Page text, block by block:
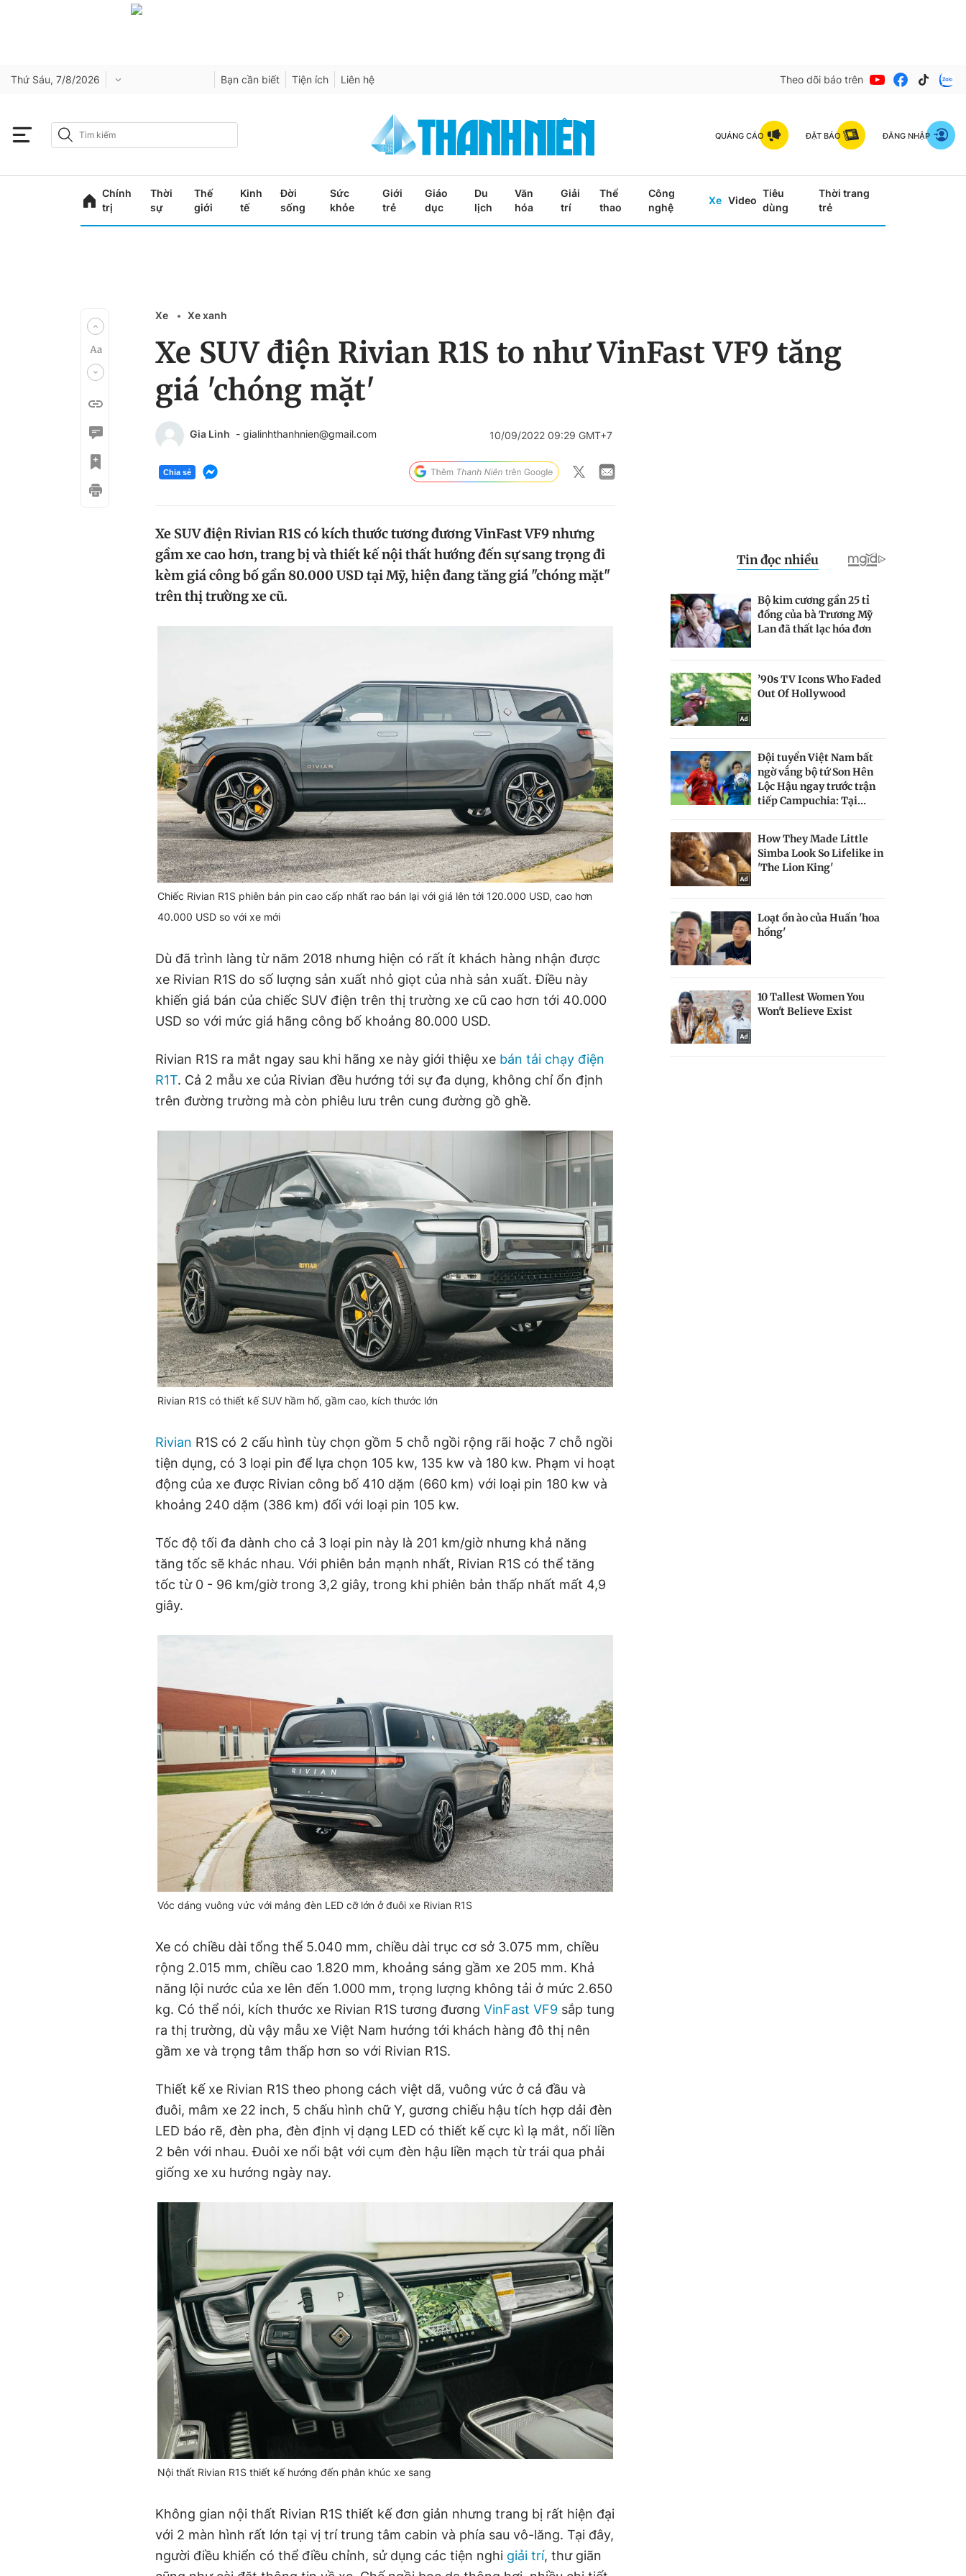
Thứ Sáu, 7/8/2026 Bạn cần biết Tiện ích Liên hệ Theo dõi báo trên
QUẢNG CÁO ĐẶT BÁO ĐĂNG NHẬP
Chính
trị
Thời
sự
Thế
giới
Kinh
tế
Đời
sống
Sức
khỏe
Giới
trẻ
Giáo
dục
Du
lịch
Văn
hóa
Giải
trí
Thể
thao
Công
nghệ
Xe Video
Tiêu
dùng
Thời trang
trẻ
Xe Xe xanh
Xe SUV điện Rivian R1S to như VinFast VF9 tăng
giá 'chóng mặt'
Gia Linh - gialinhthanhnien@gmail.com 10/09/2022 09:29 GMT+7
Chia sẻ
Xe SUV điện Rivian R1S có kích thước tương đương VinFast VF9 nhưng
gầm xe cao hơn, trang bị và thiết kế nội thất hướng đến sự sang trọng đi
kèm giá công bố gần 80.000 USD tại Mỹ, hiện đang tăng giá "chóng mặt"
trên thị trường xe cũ.
Chiếc Rivian R1S phiên bản pin cao cấp nhất rao bán lại với giá lên tới 120.000 USD, cao hơn
40.000 USD so với xe mới
Dù đã trình làng từ năm 2018 nhưng hiện có rất ít khách hàng nhận được
xe Rivian R1S do số lượng sản xuất nhỏ giọt của nhà sản xuất. Điều này
khiến giá bán của chiếc SUV điện trên thị trường xe cũ cao hơn tới 40.000
USD so với mức giá hãng công bố khoảng 80.000 USD.
Rivian R1S ra mắt ngay sau khi hãng xe này giới thiệu xe bán tải chạy điện
R1T. Cả 2 mẫu xe của Rivian đều hướng tới sự đa dụng, không chỉ ổn định
trên đường trường mà còn phiêu lưu trên cung đường gồ ghề.
Rivian R1S có thiết kế SUV hầm hố, gầm cao, kích thước lớn
Rivian R1S có 2 cấu hình tùy chọn gồm 5 chỗ ngồi rộng rãi hoặc 7 chỗ ngồi
tiện dụng, có 3 loại pin để lựa chọn 105 kw, 135 kw và 180 kw. Phạm vi hoạt
động của xe được Rivian công bố 410 dặm (660 km) với loại pin 180 kw và
khoảng 240 dặm (386 km) đối với loại pin 105 kw.
Tốc độ tối đa dành cho cả 3 loại pin này là 201 km/giờ nhưng khả năng
tăng tốc sẽ khác nhau. Với phiên bản mạnh nhất, Rivian R1S có thể tăng
tốc từ 0 - 96 km/giờ trong 3,2 giây, trong khi phiên bản thấp nhất mất 4,9
giây.
Vóc dáng vuông vức với mảng đèn LED cỡ lớn ở đuôi xe Rivian R1S
Xe có chiều dài tổng thể 5.040 mm, chiều dài trục cơ sở 3.075 mm, chiều
rộng 2.015 mm, chiều cao 1.820 mm, khoảng sáng gầm xe 205 mm. Khả
năng lội nước của xe lên đến 1.000 mm, trọng lượng không tải ở mức 2.650
kg. Có thể nói, kích thước xe Rivian R1S tương đương VinFast VF9 sắp tung
ra thị trường, dù vậy mẫu xe Việt Nam hướng tới khách hàng đô thị nên
gầm xe và trọng tâm thấp hơn so với Rivian R1S.
Thiết kế xe Rivian R1S theo phong cách việt dã, vuông vức ở cả đầu và
đuôi, mâm xe 22 inch, 5 chấu hình chữ Y, gương chiếu hậu tích hợp dải đèn
LED báo rẽ, đèn pha, đèn định vị dạng LED có thiết kế cực kì lạ mắt, nối liền
2 bên với nhau. Đuôi xe nổi bật với cụm đèn hậu liền mạch từ trái qua phải
giống xe xu hướng ngày nay.
Nội thất Rivian R1S thiết kế hướng đến phân khúc xe sang
Không gian nội thất Rivian R1S thiết kế đơn giản nhưng trang bị rất hiện đại
với 2 màn hình rất lớn tại vị trí trung tâm cabin và phía sau vô-lăng. Tại đây,
người điều khiển có thể điều chỉnh, sử dụng các tiện nghi giải trí, thư giãn